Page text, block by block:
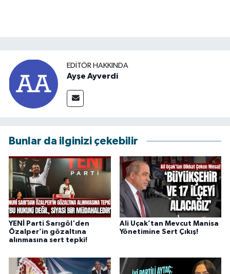
EDITÖR HAKKINDA
Ayşe Ayverdi
Bunlar da ilginizi çekebilir
YENİ Parti Sarıgöl'den
Özalper’in gözaltına
alınmasına sert tepki!
Ali Uçak’tan Mevcut Manisa
Yönetimine Sert Çıkış!